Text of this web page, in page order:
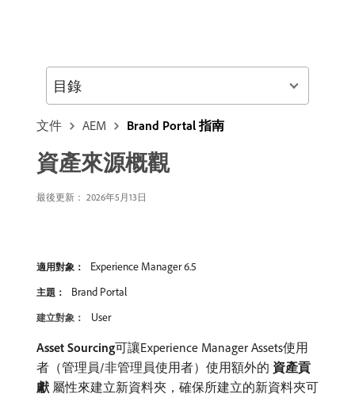
文件 AEM Brand Portal 指南
資產來源概觀
最後更新： 2026年5月13日
適用對象： Experience Manager 6.5
主題： Brand Portal
建立對象： User
Asset Sourcing​可讓Experience Manager Assets使用
者（管理員/非管理員使用者）使用額外的​ 資產貢
獻 ​屬性來建立新資料夾，確保所建立的新資料夾可
目錄